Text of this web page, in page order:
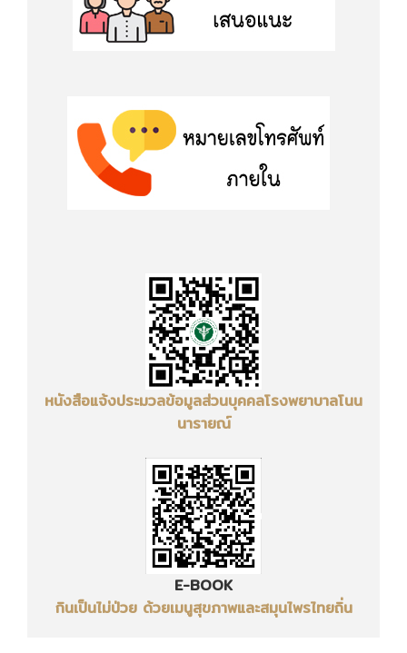
หนังสือแจ้งประมวลข้อมูลส่วนบุคคลโรงพยาบาลโนน
นารายณ์
E-BOOK
กินเป็นไม่ป่วย ด้วยเมนูสุขภาพและสมุนไพรไทยถิ่น